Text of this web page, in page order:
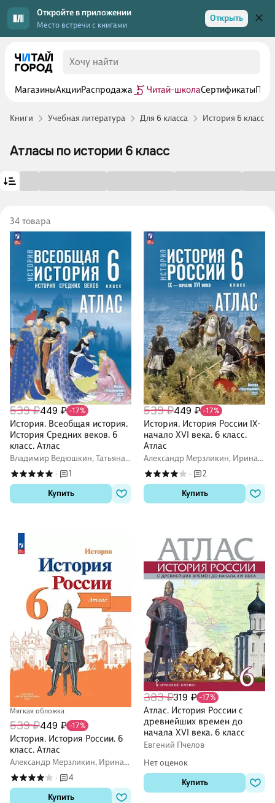
Откройте в приложении
Место встречи с книгами
Открыть
МагазиныАкцииРаспродажа Читай-школаСертификаты
Книги Учебная литература Для 6 класса История 6 класс
Атласы по истории 6 класс
34 товара
539 ₽449 ₽ -17%
История. Всеобщая история.
История Средних веков. 6
класс. Атлас
Владимир Ведюшкин, Татьяна
Гусарова
·
1
Купить
539 ₽449 ₽ -17%
История. История России IX-
начало XVI века. 6 класс.
Атлас
Александр Мерзликин, Ирина
Старкова
·
2
Купить
Мягкая обложка
539 ₽449 ₽ -17%
История. История России. 6
класс. Атлас
Александр Мерзликин, Ирина
Старкова
·
4
Купить
383 ₽319 ₽ -17%
Атлас. История России с
древнейших времен до
начала XVI века. 6 класс
Евгений Пчелов
Нет оценок
Купить